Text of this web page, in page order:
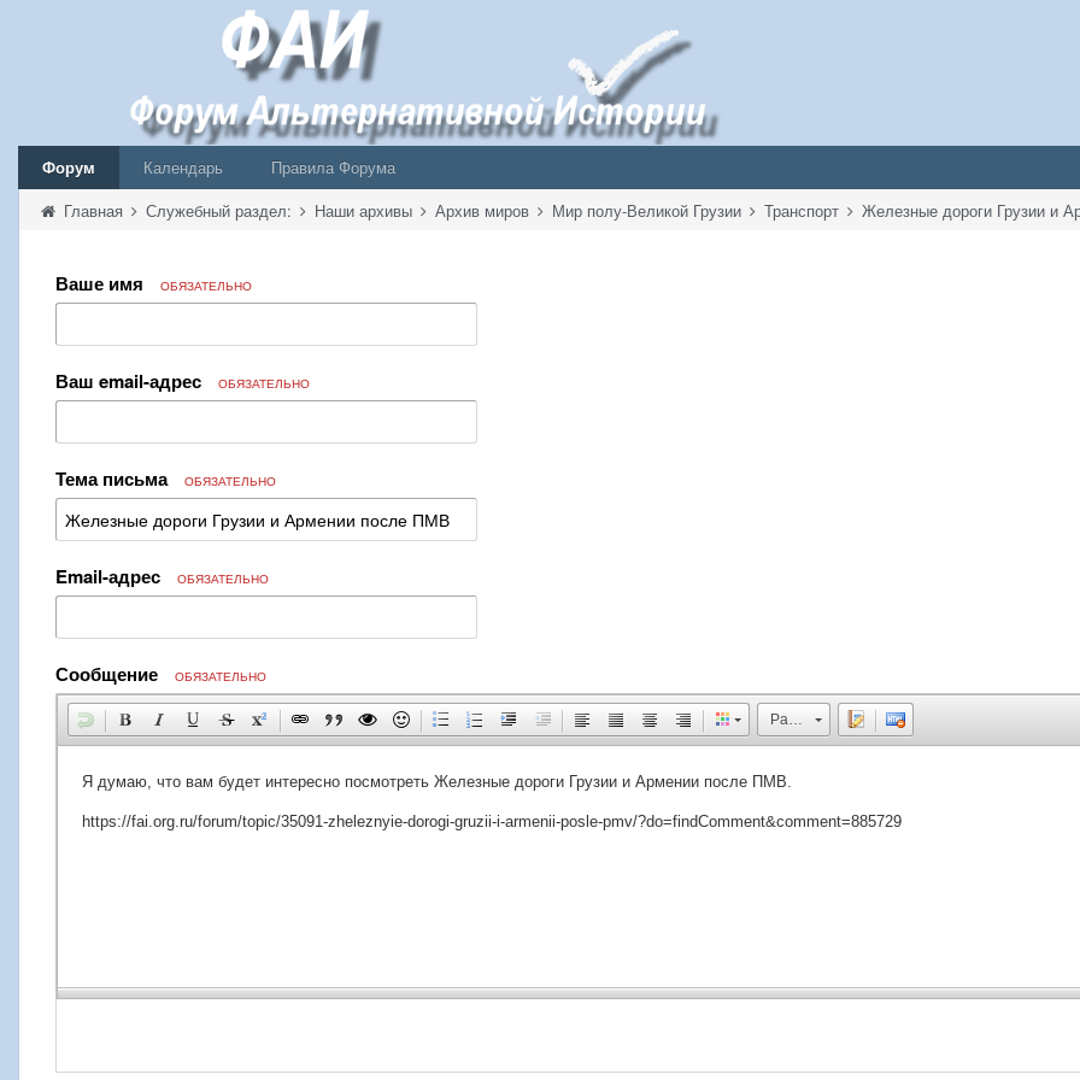
Форум Календарь
Правила Форума
Главная Служебный раздел: Наши архивы Архив миров Мир полу-Великой Грузии Транспорт Железные дороги Грузии и
Ваше имя ОБЯЗАТЕЛЬНО
Ваш email-адрес ОБЯЗАТЕЛЬНО
Тема письма ОБЯЗАТЕЛЬНО
Email-адрес ОБЯЗАТЕЛЬНО
Сообщение ОБЯЗАТЕЛЬНО
Размер